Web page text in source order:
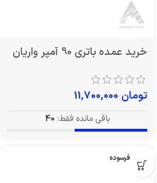
خرید عمده باتری 90 آمپر واریان
تومان
باقی مانده فقط: 40
بدون فرسوده